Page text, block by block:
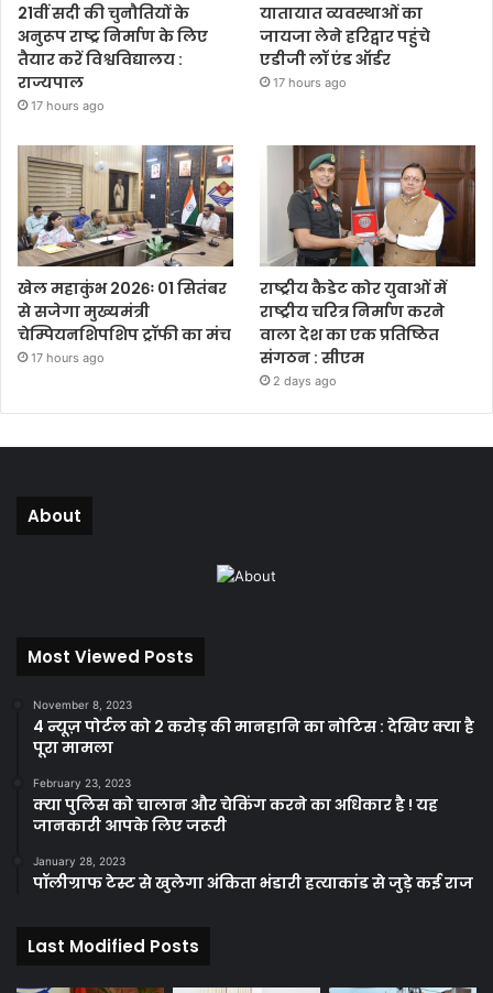
21वीं सदी की चुनौतियों के
अनुरूप राष्ट्र निर्माण के लिए
तैयार करें विश्वविद्यालय :
राज्यपाल
17 hours ago
यातायात व्यवस्थाओं का
जायजा लेने हरिद्वार पहुंचे
एडीजी लॉ एंड ऑर्डर
17 hours ago
खेल महाकुंभ 2026ः 01 सितंबर
से सजेगा मुख्यमंत्री
चेम्पियनशिपशिप ट्रॉफी का मंच
17 hours ago
राष्ट्रीय कैडेट कोर युवाओं में
राष्ट्रीय चरित्र निर्माण करने
वाला देश का एक प्रतिष्ठित
संगठन : सीएम
2 days ago
About
Most Viewed Posts
November 8, 2023
4 न्यूज़ पोर्टल को 2 करोड़ की मानहानि का नोटिस : देखिए क्या है
पूरा मामला
February 23, 2023
क्या पुलिस को चालान और चेकिंग करने का अधिकार है ! यह
जानकारी आपके लिए जरूरी
January 28, 2023
पॉलीग्राफ टेस्ट से खुलेगा अंकिता भंडारी हत्याकांड से जुड़े कई राज
Last Modified Posts